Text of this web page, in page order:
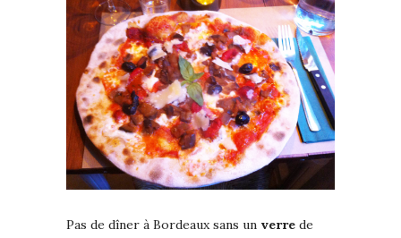
Pas de dîner à Bordeaux sans un verre de